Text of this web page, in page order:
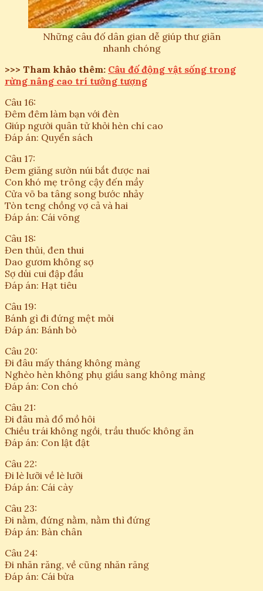
Những câu đố dân gian dễ giúp thư giãn
nhanh chóng
>>> Tham khảo thêm: Câu đố động vật sống trong
rừng nâng cao trí tưởng tượng
Câu 16:
Đêm đêm làm bạn với đèn
Giúp người quân tử khỏi hèn chí cao
Đáp án: Quyển sách
Câu 17:
Đem giăng sườn núi bắt được nai
Con khó mẹ trông cậy đến mầy
Cửa võ ba tâng song bước nhảy
Tòn teng chồng vợ cả và hai
Đáp án: Cái võng
Câu 18:
Đen thủi, đen thui
Dao gươm không sợ
Sợ dùi cui đập đầu
Đáp án: Hạt tiêu
Câu 19:
Bánh gì đi đứng mệt mỏi
Đáp án: Bánh bò
Câu 20:
Đi đâu mấy tháng không màng
Nghèo hèn không phụ giầu sang không màng
Đáp án: Con chó
Câu 21:
Đi đâu mà đổ mồ hôi
Chiều trái không ngồi, trầu thuốc không ăn
Đáp án: Con lật đật
Câu 22:
Đi lè lưỡi về lè lưỡi
Đáp án: Cái cày
Câu 23:
Đi nằm, đứng nằm, nằm thì đứng
Đáp án: Bàn chân
Câu 24:
Đi nhăn răng, về cũng nhăn răng
Đáp án: Cái bừa